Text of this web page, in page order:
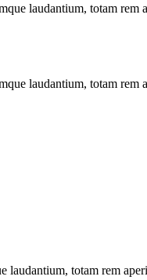
laudantium, totam
laudantium, totam
totam rem